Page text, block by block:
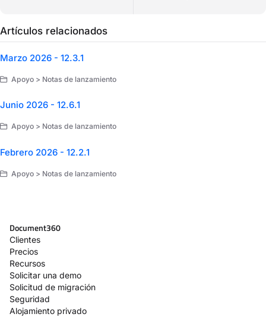
Artículos relacionados
Marzo 2026 - 12.3.1
Apoyo > Notas de lanzamiento
Junio 2026 - 12.6.1
Apoyo > Notas de lanzamiento
Febrero 2026 - 12.2.1
Apoyo > Notas de lanzamiento
Document360
Clientes
Precios
Recursos
Solicitar una demo
Solicitud de migración
Seguridad
Alojamiento privado